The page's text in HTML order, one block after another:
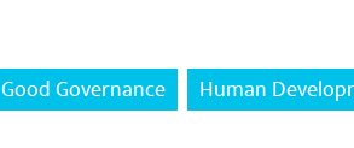
Good Governance Human